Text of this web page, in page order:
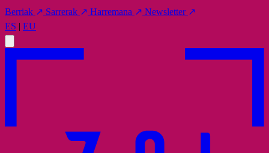
Berriak ↗ Sarrerak ↗ Harremana ↗ Newsletter ↗
ES | EU